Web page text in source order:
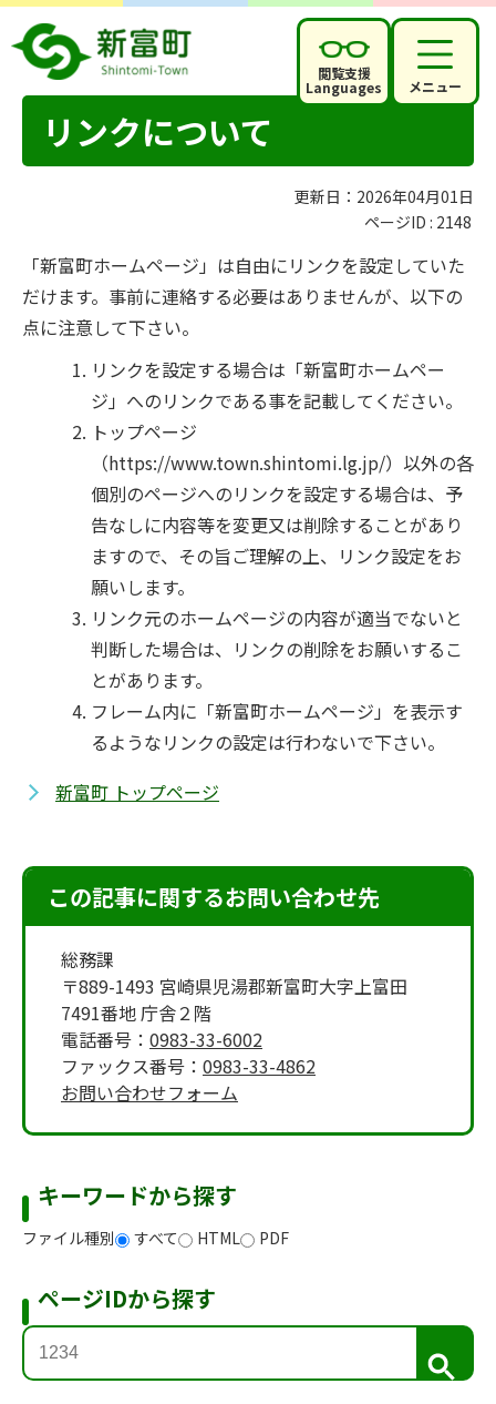
閲覧支援
Languages メニュー
リンクについて
更新日：2026年04月01日
ページID : 2148
「新富町ホームページ」は自由にリンクを設定していた
だけます。事前に連絡する必要はありませんが、以下の
点に注意して下さい。
リンクを設定する場合は「新富町ホームペー
ジ」へのリンクである事を記載してください。
トップページ
（https://www.town.shintomi.lg.jp/）以外の各
個別のページへのリンクを設定する場合は、予
告なしに内容等を変更又は削除することがあり
ますので、その旨ご理解の上、リンク設定をお
願いします。
リンク元のホームページの内容が適当でないと
判断した場合は、リンクの削除をお願いするこ
とがあります。
フレーム内に「新富町ホームページ」を表示す
るようなリンクの設定は行わないで下さい。
新富町 トップページ
この記事に関するお問い合わせ先
総務課
〒889-1493 宮崎県児湯郡新富町大字上富田
7491番地 庁舎２階
電話番号： 0983-33-6002
ファックス番号： 0983-33-4862
お問い合わせフォーム
キーワードから探す
ファイル種別 すべて HTML PDF
ページIDから探す
検
索